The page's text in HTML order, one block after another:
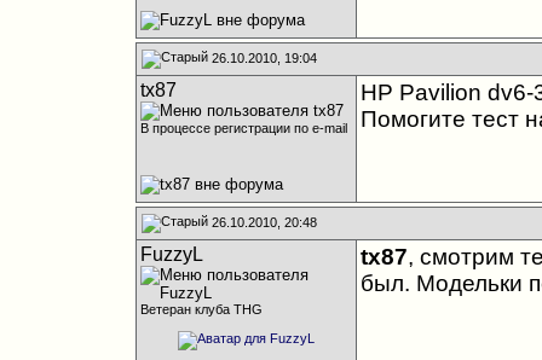
26.10.2010, 19:04
tx87
В процессе регистрации по e-mail
HP Pavilion dv6-
Помогите тест
26.10.2010, 20:48
FuzzyL
Ветеран клуба THG
tx87, смотрим
был. Модельки